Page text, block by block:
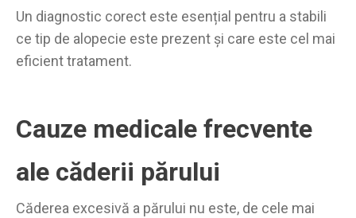
Un diagnostic corect este esențial pentru a stabili
ce tip de alopecie este prezent și care este cel mai
eficient tratament.
Cauze medicale frecvente
ale căderii părului
Căderea excesivă a părului nu este, de cele mai